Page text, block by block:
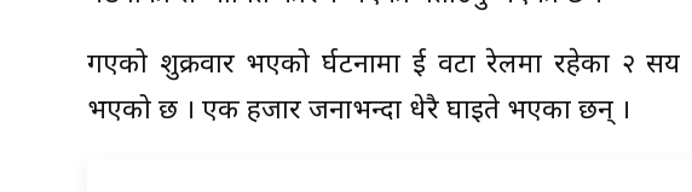
गएको शुक्रवार भएको दुर्घटनामा दुई वटा रेलमा रहेका २
भएको छ । एक हजार जनाभन्दा धेरै घाइते भएका छन् ।